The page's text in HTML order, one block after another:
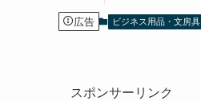
広告 ビジネス用品・文房具
スポンサーリンク